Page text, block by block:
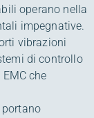
operano nella
impegnative.
vibrazioni
di controllo
che